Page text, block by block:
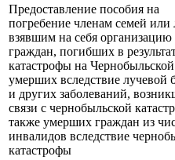
Предоставление пособия на
погребение членам семей или
взявшим на себя организацию
граждан, погибших в
катастрофы на
умерших вследствие лучевой
и других заболеваний,
связи с чернобыльской
также умерших граждан из
инвалидов вследствие
катастрофы